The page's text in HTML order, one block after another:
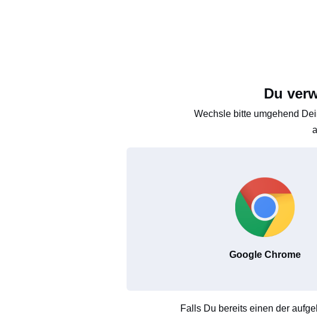
Du
Wechsle bitte umgehend
Google Chrome
Falls Du bereits einen der